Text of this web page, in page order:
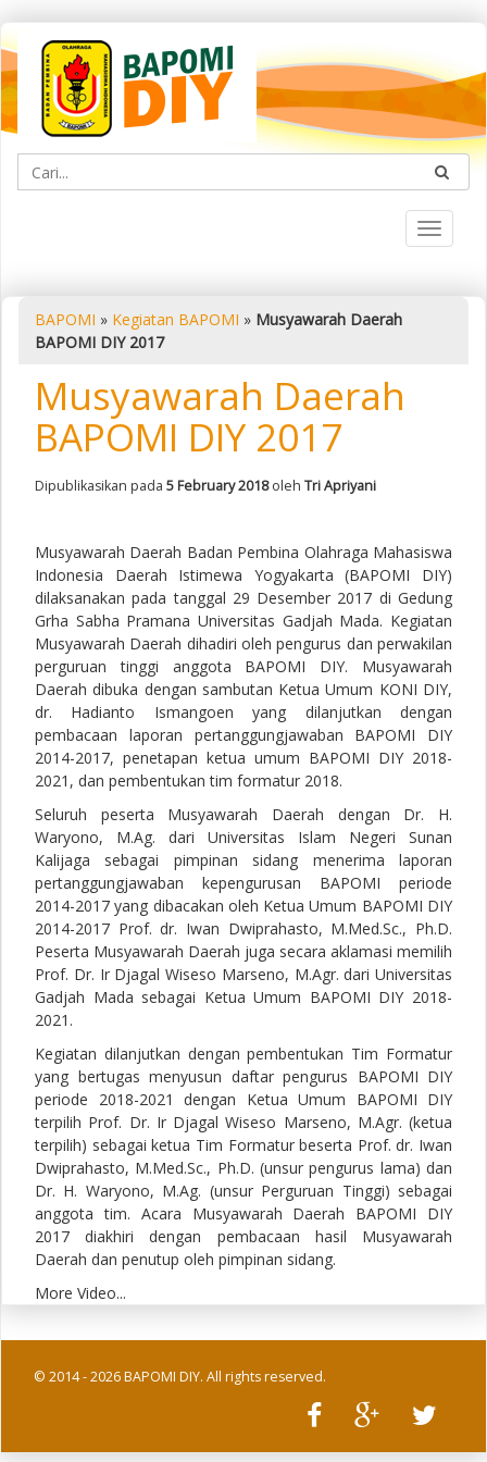
Toggle
BAPOMI » Kegiatan BAPOMI » Musyawarah Daerah
BAPOMI DIY 2017
Musyawarah Daerah
BAPOMI DIY 2017
Dipublikasikan pada 5 February 2018oleh Tri Apriyani
Musyawarah Daerah Badan Pembina Olahraga Mahasiswa
Indonesia Daerah Istimewa Yogyakarta (BAPOMI DIY)
dilaksanakan pada tanggal 29 Desember 2017 di Gedung
Grha Sabha Pramana Universitas Gadjah Mada. Kegiatan
Musyawarah Daerah dihadiri oleh pengurus dan perwakilan
perguruan tinggi anggota BAPOMI DIY. Musyawarah
Daerah dibuka dengan sambutan Ketua Umum KONI DIY,
dr. Hadianto Ismangoen yang dilanjutkan dengan
pembacaan laporan pertanggungjawaban BAPOMI DIY
2014-2017, penetapan ketua umum BAPOMI DIY 2018-
2021, dan pembentukan tim formatur 2018.
Seluruh peserta Musyawarah Daerah dengan Dr. H.
Waryono, M.Ag. dari Universitas Islam Negeri Sunan
Kalijaga sebagai pimpinan sidang menerima laporan
pertanggungjawaban kepengurusan BAPOMI periode
2014-2017 yang dibacakan oleh Ketua Umum BAPOMI DIY
2014-2017 Prof. dr. Iwan Dwiprahasto, M.Med.Sc., Ph.D.
Peserta Musyawarah Daerah juga secara aklamasi memilih
Prof. Dr. Ir Djagal Wiseso Marseno, M.Agr. dari Universitas
Gadjah Mada sebagai Ketua Umum BAPOMI DIY 2018-
2021.
Kegiatan dilanjutkan dengan pembentukan Tim Formatur
yang bertugas menyusun daftar pengurus BAPOMI DIY
periode 2018-2021 dengan Ketua Umum BAPOMI DIY
terpilih Prof. Dr. Ir Djagal Wiseso Marseno, M.Agr. (ketua
terpilih) sebagai ketua Tim Formatur beserta Prof. dr. Iwan
Dwiprahasto, M.Med.Sc., Ph.D. (unsur pengurus lama) dan
Dr. H. Waryono, M.Ag. (unsur Perguruan Tinggi) sebagai
anggota tim. Acara Musyawarah Daerah BAPOMI DIY
2017 diakhiri dengan pembacaan hasil Musyawarah
Daerah dan penutup oleh pimpinan sidang.
More Video...
© 2014 - 2026 BAPOMI DIY. All rights reserved.